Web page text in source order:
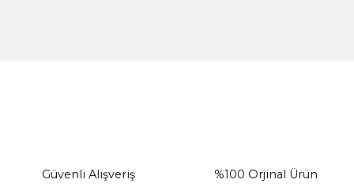
Güvenli Alışveriş %100 Orjinal Ürün